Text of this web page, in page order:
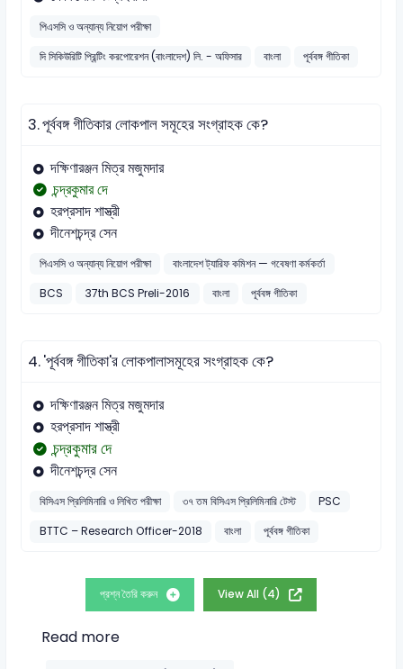
পিএসসি ও অন্যান্য নিয়োগ পরীক্ষা
দি সিকিউরিটি প্রিন্টিং করপোরেশন (বাংলাদেশ) লি. - অফিসার
বাংলা পূর্ববঙ্গ গীতিকা
3.পূর্ববঙ্গ গীতিকার লোকপাল সমূহের সংগ্রাহক কে?
দক্ষিণারঞ্জন মিত্র মজুমদার
চন্দ্রকুমার দে
হরপ্রসাদ শাস্ত্রী
দীনেশচন্দ্র সেন
পিএসসি ও অন্যান্য নিয়োগ পরীক্ষা
বাংলাদেশ ট্যারিফ কমিশন — গবেষণা কর্মকর্তা
BCS
37th BCS Preli-2016 বাংলা পূর্ববঙ্গ গীতিকা
4.'পূর্ববঙ্গ গীতিকা'র লোকপালাসমূহের সংগ্রাহক কে?
দক্ষিণারঞ্জন মিত্র মজুমদার
হরপ্রসাদ শাস্ত্রী
চন্দ্রকুমার দে
দীনেশচন্দ্র সেন
বিসিএস প্রিলিমিনারি ও লিখিত পরীক্ষা ৩৭ তম বিসিএস প্রিলিমিনারি টেস্ট
PSC
BTTC – Research Officer-2018
বাংলা পূর্ববঙ্গ গীতিকা
প্রশ্ন তৈরি করুন View All (4)
Read more